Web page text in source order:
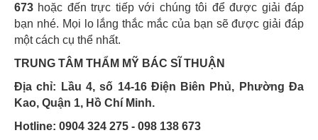
673 hoặc đến trực tiếp với chúng tôi để được giải đáp
bạn nhé. Mọi lo lắng thắc mắc của bạn sẽ được giải đáp
một cách cụ thể nhất.
TRUNG TÂM THẨM MỸ BÁC SĨ THUẬN
Địa chỉ: Lầu 4, số 14-16 Điện Biên Phủ, Phường Đa
Kao, Quận 1, Hồ Chí Minh.
Hotline: 0904 324 275 - 098 138 673